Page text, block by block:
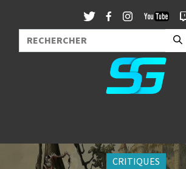
CRITIQUES